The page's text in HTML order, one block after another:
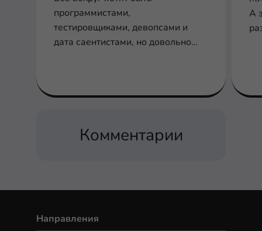
программистами,
тестировщиками, девопсами и
дата саентистами, но довольно
А
Комментарии
Направления